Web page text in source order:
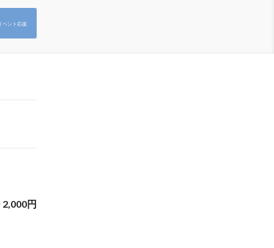
ベント応援
2,000円